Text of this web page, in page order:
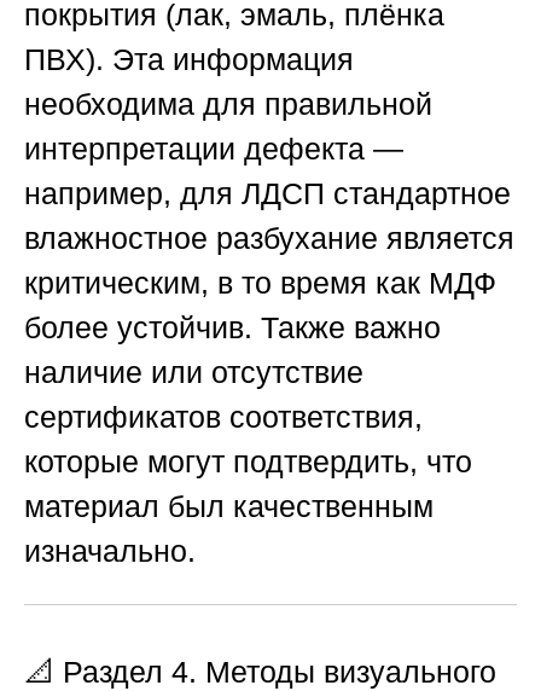
покрытия (лак, эмаль, плёнка
ПВХ). Эта информация
необходима для правильной
интерпретации дефекта —
например, для ЛДСП стандартное
влажностное разбухание является
критическим, в то время как МДФ
более устойчив. Также важно
наличие или отсутствие
сертификатов соответствия,
которые могут подтвердить, что
материал был качественным
изначально.
📐 Раздел 4. Методы визуального